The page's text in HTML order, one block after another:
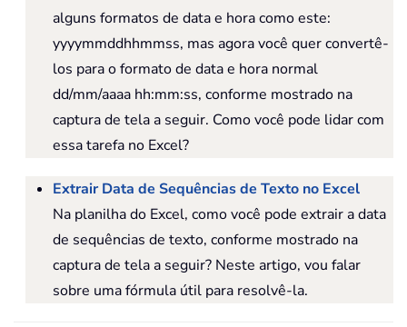
alguns formatos de data e hora como este:
yyyymmddhhmmss, mas agora você quer convertê-
los para o formato de data e hora normal
dd/mm/aaaa hh:mm:ss, conforme mostrado na
captura de tela a seguir. Como você pode lidar com
essa tarefa no Excel?
Extrair Data de Sequências de Texto no Excel
Na planilha do Excel, como você pode extrair a data
de sequências de texto, conforme mostrado na
captura de tela a seguir? Neste artigo, vou falar
sobre uma fórmula útil para resolvê-la.